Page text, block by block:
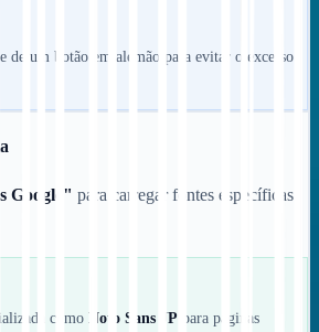
de um botão em alemão para evitar o excesso
Google" para carregar fontes específicas
como Noto Sans JP para páginas